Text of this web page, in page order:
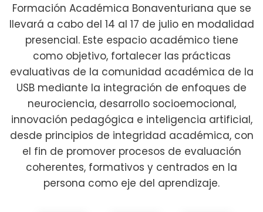
Formación Académica Bonaventuriana que se
llevará a cabo del 14 al 17 de julio en modalidad
presencial. Este espacio académico tiene
como objetivo, fortalecer las prácticas
evaluativas de la comunidad académica de la
USB mediante la integración de enfoques de
neurociencia, desarrollo socioemocional,
innovación pedagógica e inteligencia artificial,
desde principios de integridad académica, con
el fin de promover procesos de evaluación
coherentes, formativos y centrados en la
persona como eje del aprendizaje.